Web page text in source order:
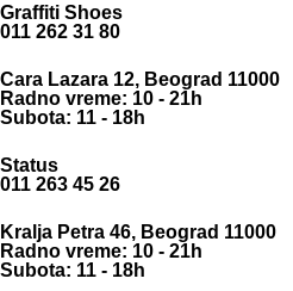
Graffiti Shoes
011 262 31 80
Cara Lazara 12, Beograd 11000
Radno vreme: 10 - 21h
Subota: 11 - 18h
Status
011 263 45 26
Kralja Petra 46, Beograd 11000
Radno vreme: 10 - 21h
Subota: 11 - 18h